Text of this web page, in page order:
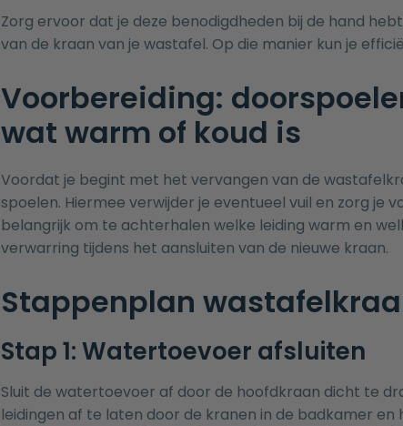
Zorg ervoor dat je deze benodigdheden bij de hand
van de kraan van je wastafel. Op die manier kun je
Voorbereiding:
wat warm of koud is
Voordat je begint met het vervangen van de
spoelen. Hiermee verwijder je eventueel vuil en zorg
belangrijk om te achterhalen welke leiding warm en
verwarring tijdens het aansluiten van de nieuwe kraan.
Stappenplan
Stap 1: Watertoevoer afsluiten
Sluit de watertoevoer af door de hoofdkraan dicht te
leidingen af te laten door de kranen in de badkamer